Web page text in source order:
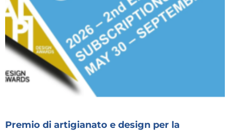
Premio di artigianato e design per la